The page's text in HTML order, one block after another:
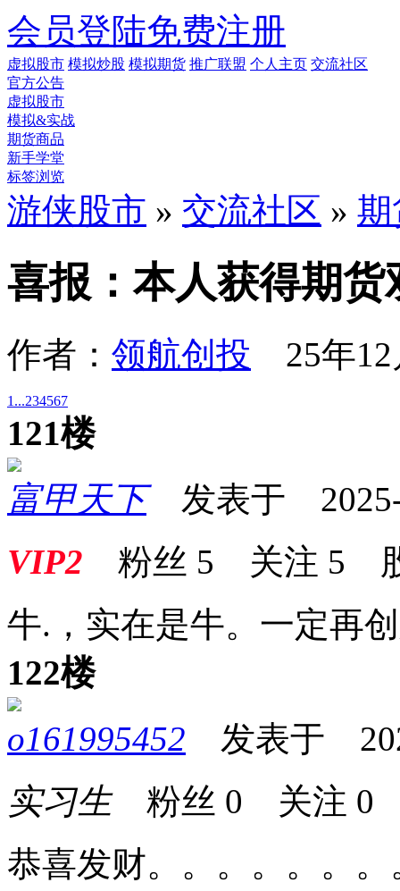
会员登陆免费注册
虚拟股市 模拟炒股 模拟期货 推广联盟 个人主页 交流社区
官方公告
虚拟股市
模拟&实战
期货商品
新手学堂
标签浏览
游侠股市 » 交流社区 » 期
喜报：本人获得期
作者： 领航创投 25年12
1...234567
121楼
富甲天下发表于 2025-
VIP2 粉丝 5 关注 5
牛.，实在是牛。一定再
122楼
o161995452 发表于
实习生粉丝 0 关注 0
恭喜发财。。。。。。。